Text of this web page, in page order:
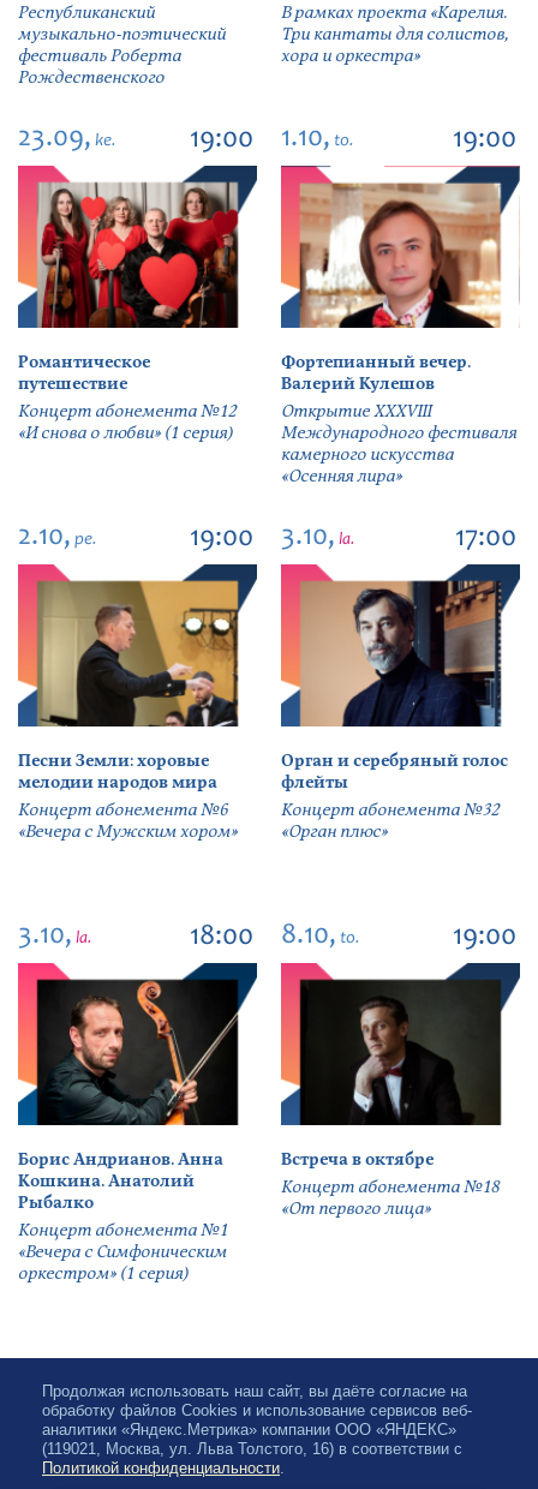
Республиканский
музыкально-поэтический
фестиваль Роберта
Рождественского
В рамках проекта «Карелия.
Три кантаты для солистов,
хора и оркестра»
23.09, ke. 19:00
Романтическое
путешествие
Концерт абонемента №12
«И снова о любви» (1 серия)
1.10, to. 19:00
Фортепианный вечер.
Валерий Кулешов
Открытие ХХХVIII
Международного фестиваля
камерного искусства
«Осенняя лира»
2.10, pe. 19:00
Песни Земли: хоровые
мелодии народов мира
Концерт абонемента №6
«Вечера с Мужским хором»
3.10, la. 17:00
Орган и серебряный голос
флейты
Концерт абонемента №32
«Орган плюс»
3.10, la. 18:00
Борис Андрианов. Анна
Кошкина. Анатолий
Рыбалко
Концерт абонемента №1
«Вечера с Симфоническим
оркестром» (1 серия)
8.10, to. 19:00
Встреча в октябре
Концерт абонемента №18
«От первого лица»
Продолжая использовать наш сайт, вы даёте согласие на
обработку файлов Cookies и использование сервисов веб-
аналитики «Яндекс.Метрика» компании ООО «ЯНДЕКС»
(119021, Москва, ул. Льва Толстого, 16) в соответствии с
Политикой конфиденциальности.